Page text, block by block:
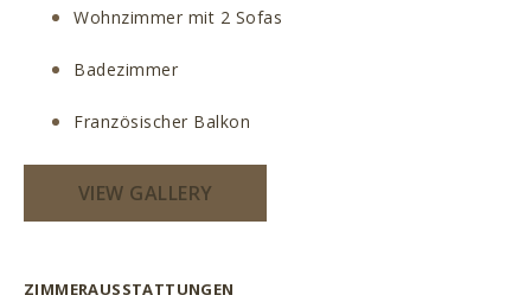
Wohnzimmer mit 2 Sofas
Badezimmer
Französischer Balkon
VIEW GALLERY
ZIMMERAUSSTATTUNGEN